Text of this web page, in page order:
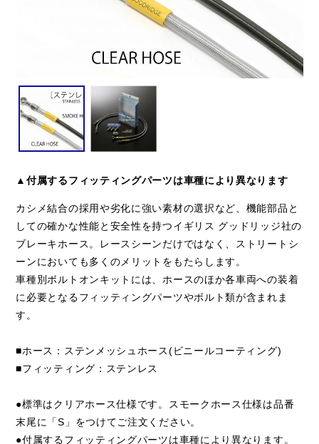
▲付属するフィッティングパーツは車種により異なります
カシメ結合の採用や劣化に強い素材の選択など、機能部品と
しての確かな性能と安全性を持つイギリス グッドリッジ社の
ブレーキホース。レースシーンだけではなく、ストリートシ
ーンにおいても多くのメリットをもたらします。
車種別ボルトオンキットには、ホースのほか各車両への装着
に必要となるフィッティングパーツやボルト類が含まれま
す。
■ホース：ステンメッシュホース(ビニールコーティング)
■フィッティング：ステンレス
●標準はクリアホース仕様です。スモークホース仕様は品番
末尾に「S」をつけてご注文ください。
●付属するフィッティングパーツは車種により異なります。